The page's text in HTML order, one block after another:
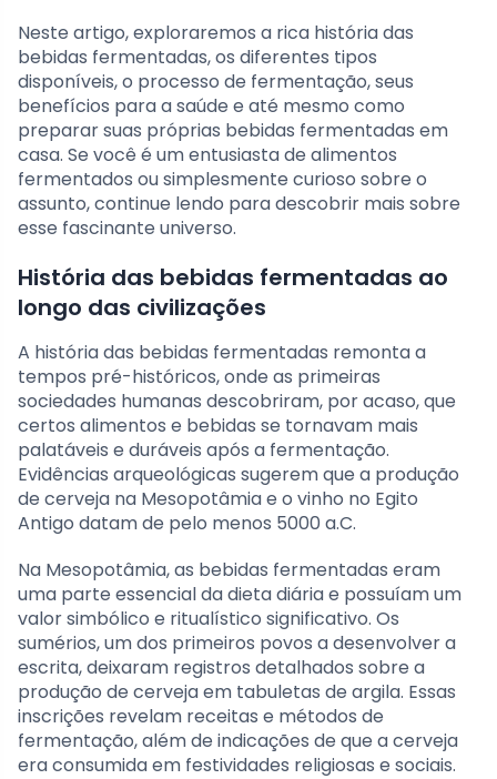
Neste artigo, exploraremos a rica história das
bebidas fermentadas, os diferentes tipos
disponíveis, o processo de fermentação, seus
benefícios para a saúde e até mesmo como
preparar suas próprias bebidas fermentadas em
casa. Se você é um entusiasta de alimentos
fermentados ou simplesmente curioso sobre o
assunto, continue lendo para descobrir mais sobre
esse fascinante universo.
História das bebidas fermentadas ao
longo das civilizações
A história das bebidas fermentadas remonta a
tempos pré-históricos, onde as primeiras
sociedades humanas descobriram, por acaso, que
certos alimentos e bebidas se tornavam mais
palatáveis e duráveis após a fermentação.
Evidências arqueológicas sugerem que a produção
de cerveja na Mesopotâmia e o vinho no Egito
Antigo datam de pelo menos 5000 a.C.
Na Mesopotâmia, as bebidas fermentadas eram
uma parte essencial da dieta diária e possuíam um
valor simbólico e ritualístico significativo. Os
sumérios, um dos primeiros povos a desenvolver a
escrita, deixaram registros detalhados sobre a
produção de cerveja em tabuletas de argila. Essas
inscrições revelam receitas e métodos de
fermentação, além de indicações de que a cerveja
era consumida em festividades religiosas e sociais.